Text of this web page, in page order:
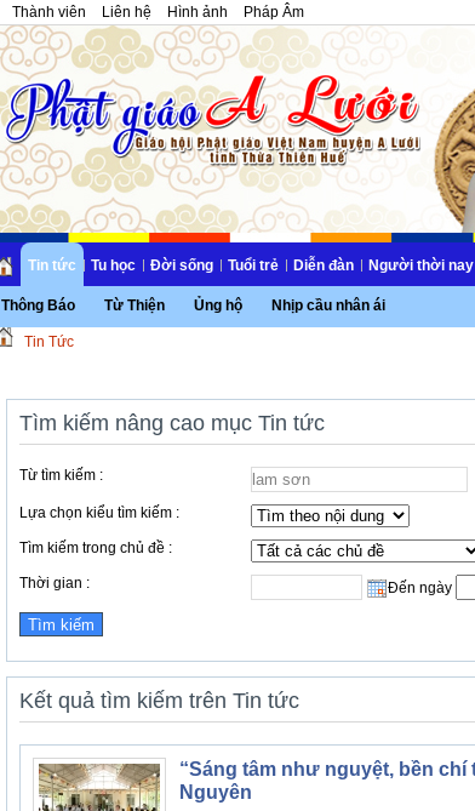
Thành viên Liên hệ Hình ảnh Pháp Âm
Tin tức
Thông Báo Từ Thiện Ủng hộ Nhịp cầu nhân ái
Tu học Đời sống Tuổi trẻ Diễn đàn Người thời nay
Tin Tức
Tìm kiếm nâng cao mục Tin tức
Từ tìm kiếm :
Lựa chọn kiểu tìm kiếm :
Tìm kiếm trong chủ đề :
Thời gian : Đến ngày
Kết quả tìm kiếm trên Tin tức
“Sáng tâm như nguyệt, bền chí
Nguyên